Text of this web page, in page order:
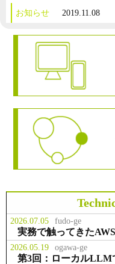
お知らせ 2019.11.08
2018.07.20
2016.04.01
お知らせ 2014.02.23
2026.07.05 fudo-ge
実務で触ってきた
2026.05.19 ogawa-ge
第3回：ローカルLLM